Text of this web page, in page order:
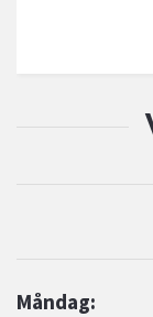
Måndag: